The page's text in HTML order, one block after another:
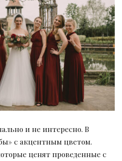
и не интересно. В
с акцентным цветом.
ценят проведенные с